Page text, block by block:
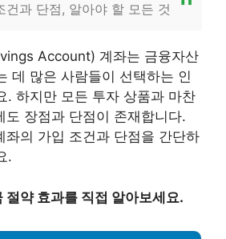
건과 단점, 알아야 할 모든 것
Account) 계좌는 금융자산
데 많은 사람들이 선택하는 인
. 하지만 모든 투자 상품과 마찬
도 장점과 단점이 존재합니다.
좌의 가입 조건과 단점을 간단하
.
절약 효과를 직접 알아보세요.